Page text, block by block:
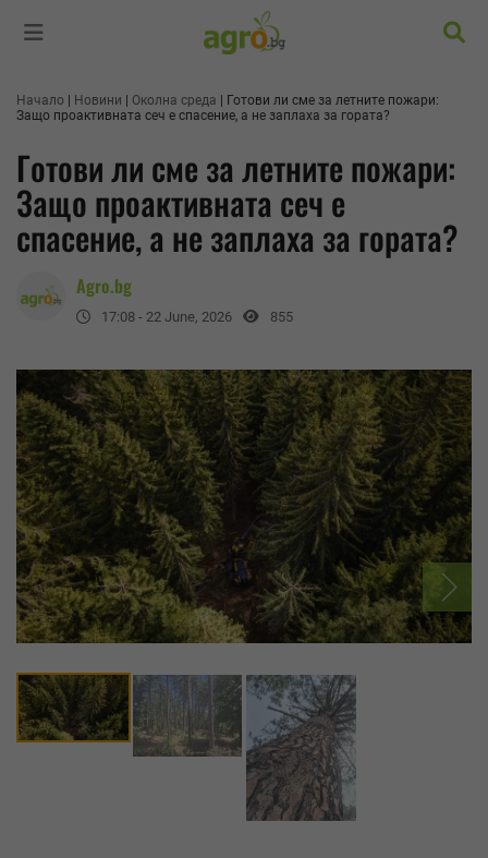
Начало Новини Околна среда
Готови ли сме за летните пожари:
Защо проактивната сеч е спасение, а не заплаха за гората?
Готови ли сме за летните пожари:
Защо проактивната сеч е
спасение, а не заплаха за гората?
Agro.bg
17:08 - 22 June, 2026 855